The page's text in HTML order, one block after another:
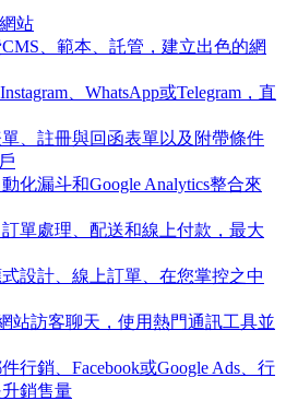
站
、範本、託管，建立出色的網
、WhatsApp或Telegram，直
、註冊與回函表單以及附帶條件
化漏斗和Google Analytics整合來
單處理、配送和線上付款，最大
式設計、線上訂單、在您掌控之中
站訪客聊天，使用熱門通訊工具並
行銷、Facebook或Google Ads、行
銷售量